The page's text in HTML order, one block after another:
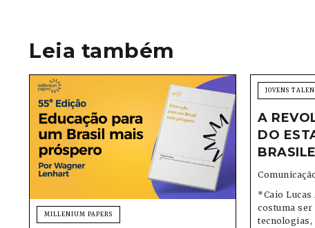
Leia também
MILLENIUM PAPERS
JOVENS
A
DO
*Caio
costuma ser